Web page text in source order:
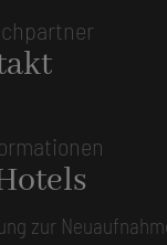
zur